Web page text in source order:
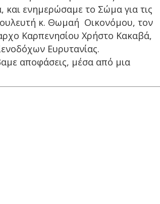
και ενημερώσαμε το Σώμα για τις
κ. Θωμαή Οικονόμου, τον
Καρπενησίου Χρήστο Κακαβά,
Ευρυτανίας.
αποφάσεις, μέσα από μια